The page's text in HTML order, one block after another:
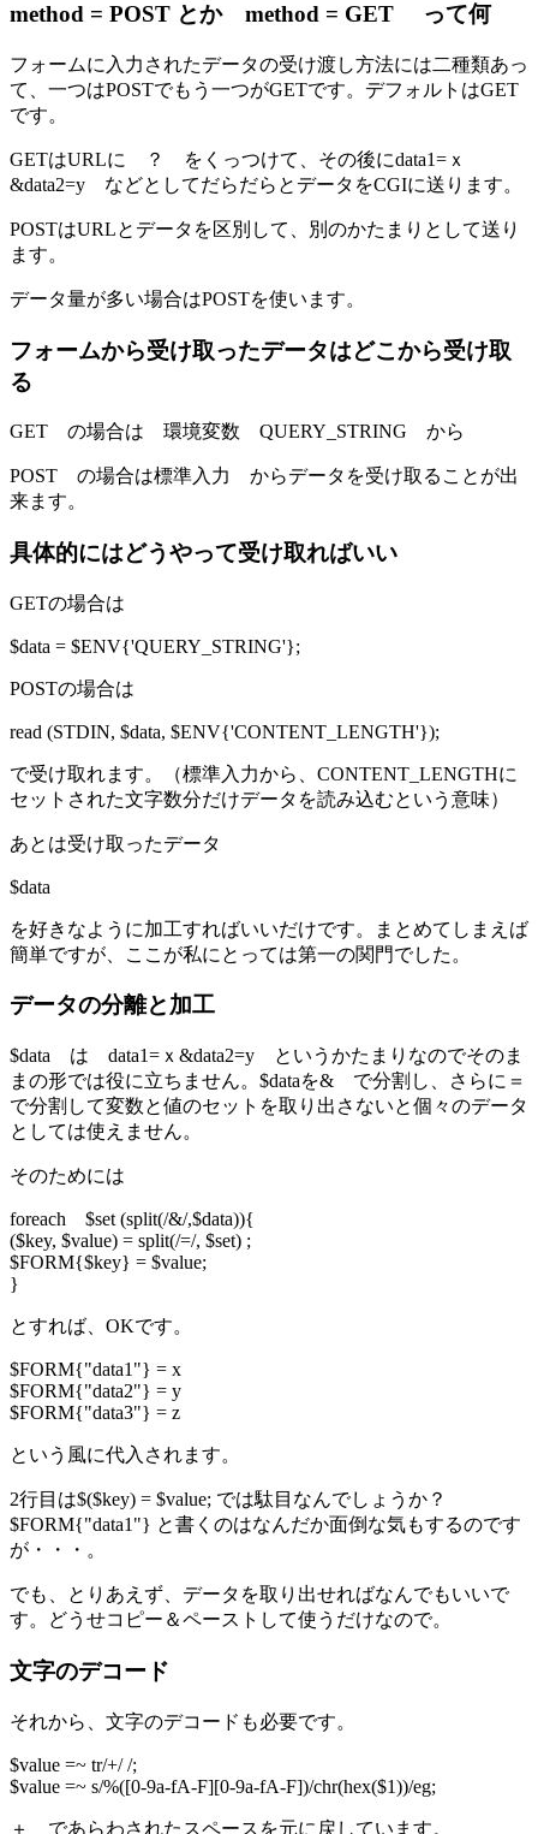
method = POST とか method = GET って何
フォームに入力されたデータの受け渡し方法には二種類あっ
て、一つはPOSTでもう一つがGETです。デフォルトはGET
です。
GETはURLに ？ をくっつけて、その後にdata1=ｘ
&data2=y などとしてだらだらとデータをCGIに送ります。
POSTはURLとデータを区別して、別のかたまりとして送り
ます。
データ量が多い場合はPOSTを使います。
フォームから受け取ったデータはどこから受け取
る
GET の場合は 環境変数 QUERY_STRING から
POST の場合は標準入力 からデータを受け取ることが出
来ます。
具体的にはどうやって受け取ればいい
GETの場合は
$data = $ENV{'QUERY_STRING'};
POSTの場合は
read (STDIN, $data, $ENV{'CONTENT_LENGTH'});
で受け取れます。（標準入力から、CONTENT_LENGTHに
セットされた文字数分だけデータを読み込むという意味）
あとは受け取ったデータ
$data
を好きなように加工すればいいだけです。まとめてしまえば
簡単ですが、ここが私にとっては第一の関門でした。
データの分離と加工
$data は data1=ｘ&data2=y というかたまりなのでそのま
まの形では役に立ちません。$dataを& で分割し、さらに＝
で分割して変数と値のセットを取り出さないと個々のデータ
としては使えません。
そのためには
foreach $set (split(/&/,$data)){
($key, $value) = split(/=/, $set) ;
$FORM{$key} = $value;
}
とすれば、OKです。
$FORM{"data1"} = x
$FORM{"data2"} = y
$FORM{"data3"} = z
という風に代入されます。
2行目は$($key) = $value; では駄目なんでしょうか？
$FORM{"data1"} と書くのはなんだか面倒な気もするのです
が・・・。
でも、とりあえず、データを取り出せればなんでもいいで
す。どうせコピー＆ペーストして使うだけなので。
文字のデコード
それから、文字のデコードも必要です。
$value =~ tr/+/ /;
$value =~ s/%([0-9a-fA-F][0-9a-fA-F])/chr(hex($1))/eg;
＋ であらわされたスペースを元に戻しています。